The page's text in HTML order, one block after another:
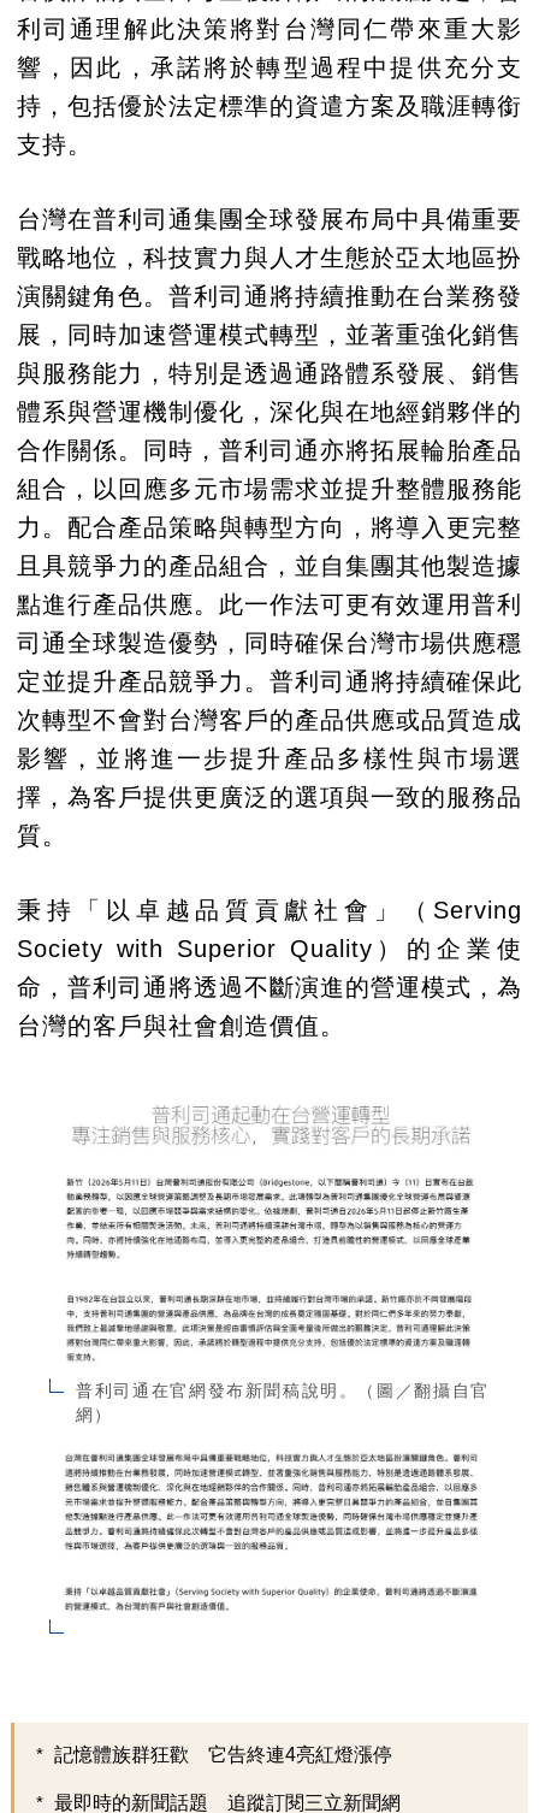
利司通理解此決策將對台灣同仁帶來重大影
響，因此，承諾將於轉型過程中提供充分支
持，包括優於法定標準的資遣方案及職涯轉銜
支持。
台灣在普利司通集團全球發展布局中具備重要
戰略地位，科技實力與人才生態於亞太地區扮
演關鍵角色。普利司通將持續推動在台業務發
展，同時加速營運模式轉型，並著重強化銷售
與服務能力，特別是透過通路體系發展、銷售
體系與營運機制優化，深化與在地經銷夥伴的
合作關係。同時，普利司通亦將拓展輪胎產品
組合，以回應多元市場需求並提升整體服務能
力。配合產品策略與轉型方向，將導入更完整
且具競爭力的產品組合，並自集團其他製造據
點進行產品供應。此一作法可更有效運用普利
司通全球製造優勢，同時確保台灣市場供應穩
定並提升產品競爭力。普利司通將持續確保此
次轉型不會對台灣客戶的產品供應或品質造成
影響，並將進一步提升產品多樣性與市場選
擇，為客戶提供更廣泛的選項與一致的服務品
質。
秉持「以卓越品質貢獻社會」（Serving
Society with Superior Quality）的企業使
命，普利司通將透過不斷演進的營運模式，為
台灣的客戶與社會創造價值。
普利司通在官網發布新聞稿說明。（圖／翻攝自官
網）
記憶體族群狂歡 它告終連4亮紅燈漲停
最即時的新聞話題 追蹤訂閱三立新聞網